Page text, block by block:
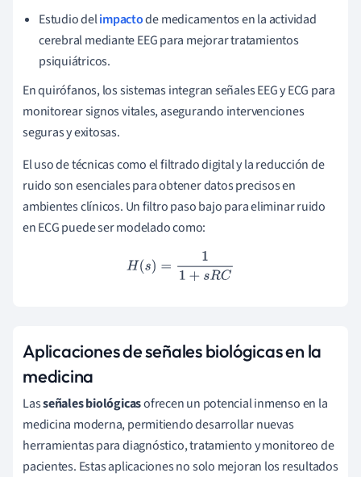
Estudio delimpactode medicamentos en la actividad
cerebral mediante EEG para mejorar tratamientos
psiquiátricos.
En quirófanos, los sistemas integran señales EEG y ECG para
monitorear signos vitales, asegurando intervenciones
seguras y exitosas.
El uso de técnicas como el filtrado digital y la reducción de
ruido son esenciales para obtener datos precisos en
ambientes clínicos. Un filtro paso bajo para eliminar ruido
en ECG puede ser modelado como:
H( s)= 11+sRC
Aplicaciones de señales biológicas en la
medicina
Lasseñales biológicasofrecen un potencial inmenso en la
medicina moderna, permitiendo desarrollar nuevas
herramientas para diagnóstico, tratamiento y monitoreo de
pacientes. Estas aplicaciones no solo mejoran los resultados